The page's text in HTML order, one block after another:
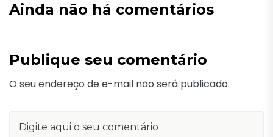
Ainda não há comentários
Publique seu comentário
O seu endereço de e-mail não será publicado.